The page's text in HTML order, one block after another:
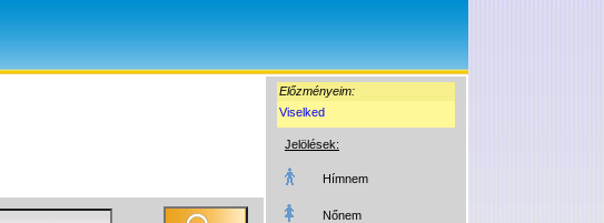
Előzményeim:
Viselked
Jelölések:
Hímnem
Nőnem